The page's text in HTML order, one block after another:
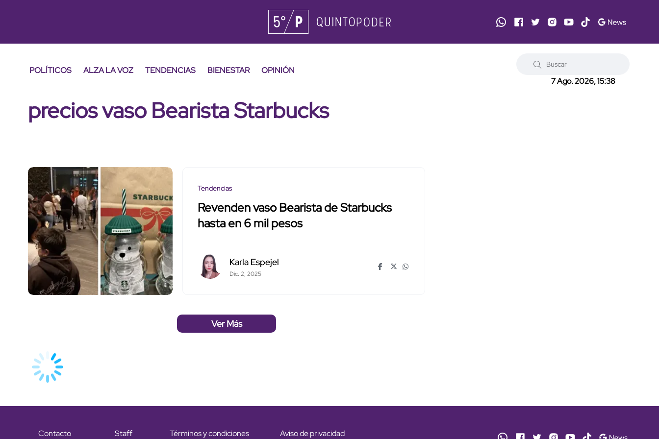
POLÍTICOS ALZA LA VOZ TENDENCIAS BIENESTAR
OPINIÓN
7 Ago. 2026, 15:38
precios vaso Bearista Starbucks
Tendencias
Revenden vaso Bearista de Starbucks
hasta en 6 mil pesos
Karla Espejel
Dic. 2, 2025
Ver Más
Contacto Staff Términos y condiciones Aviso de privacidad